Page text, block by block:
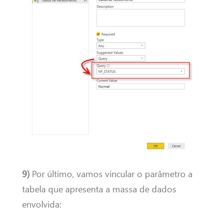
9)Por último, vamos vincular o parâmetro a
tabela que apresenta a massa de dados
envolvida: